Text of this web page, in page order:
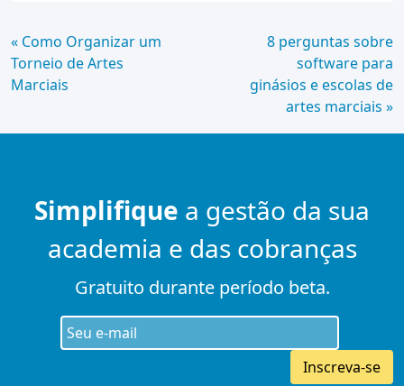
Continue
Lendo
« Como Organizar um
Torneio de Artes
Marciais
8 perguntas sobre
software para
ginásios e escolas de
artes marciais »
Simplifique a gestão da sua
academia e das cobranças
Gratuito durante período beta.
Inscreva-se